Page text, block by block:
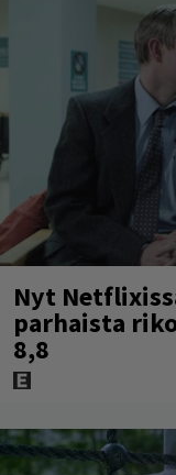
Nyt
parhaista
8,8